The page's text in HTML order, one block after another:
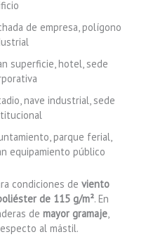
de empresa, polígono
superficie, hotel, sede
nave industrial, sede
parque ferial,
equipamiento público
condiciones de viento
de 115 g/m². En
de mayor gramaje,
al mástil.